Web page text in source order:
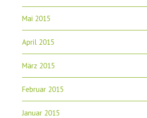
Mai 2015
April 2015
März 2015
Februar 2015
Januar 2015